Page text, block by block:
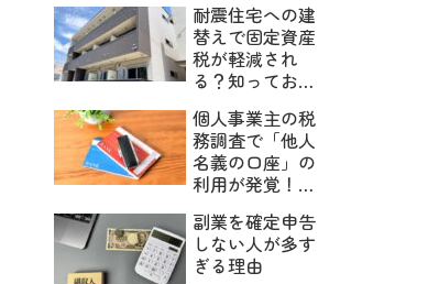
耐震住宅への建
替えで固定資産
税が軽減され
る？知っておき
個人事業主の税
務調査で「他人
名義の口座」の
利用が発覚！重
界線とは？
副業を確定申告
しない人が多す
ぎる理由